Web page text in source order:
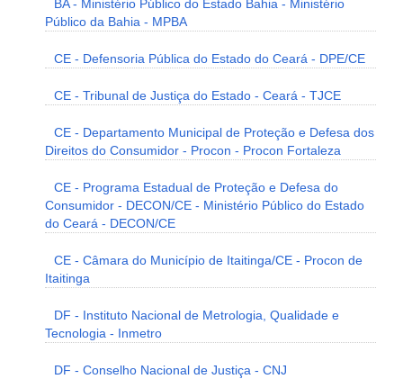
BA - Ministério Público do Estado Bahia - Ministério
Público da Bahia - MPBA
CE - Defensoria Pública do Estado do Ceará - DPE/CE
CE - Tribunal de Justiça do Estado - Ceará - TJCE
CE - Departamento Municipal de Proteção e Defesa dos
Direitos do Consumidor - Procon - Procon Fortaleza
CE - Programa Estadual de Proteção e Defesa do
Consumidor - DECON/CE - Ministério Público do Estado
do Ceará - DECON/CE
CE - Câmara do Município de Itaitinga/CE - Procon de
Itaitinga
DF - Instituto Nacional de Metrologia, Qualidade e
Tecnologia - Inmetro
DF - Conselho Nacional de Justiça - CNJ